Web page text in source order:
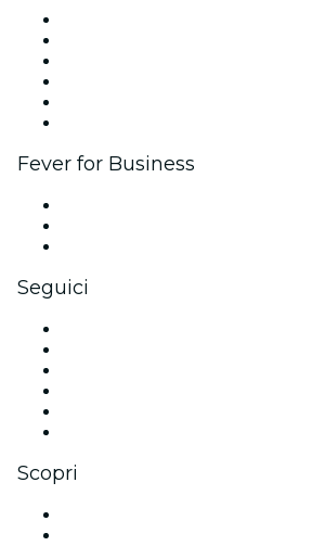
Fever for Business
Seguici
Scopri